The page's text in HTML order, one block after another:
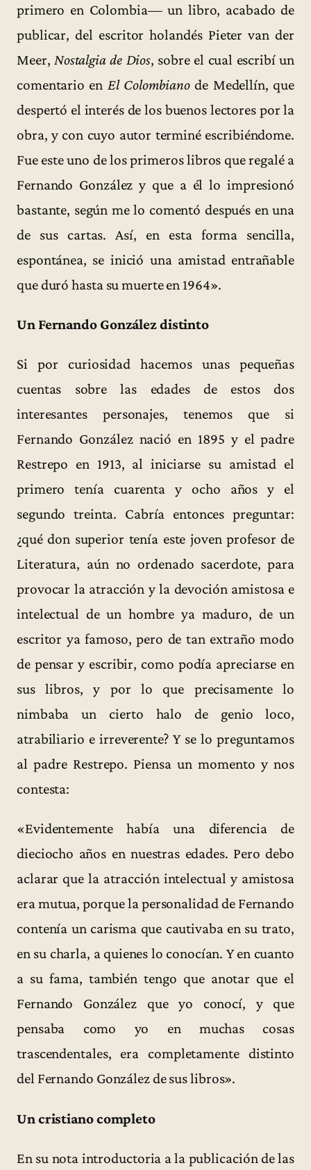
primero en Colombia— un libro, acabado de
publicar, del escritor holandés Pieter van der
Meer, Nostalgia de Dios, sobre el cual escribí un
comentario en El Colombiano de Medellín, que
despertó el interés de los buenos lectores por la
obra, y con cuyo autor terminé escribiéndome.
Fue este uno de los primeros libros que regalé a
Fernando González y que a él lo impresionó
bastante, según me lo comentó después en una
de sus cartas. Así, en esta forma sencilla,
espontánea, se inició una amistad entrañable
que duró hasta su muerte en 1964».
Un Fernando González distinto
Si por curiosidad hacemos unas pequeñas
cuentas sobre las edades de estos dos
interesantes personajes, tenemos que si
Fernando González nació en 1895 y el padre
Restrepo en 1913, al iniciarse su amistad el
primero tenía cuarenta y ocho años y el
segundo treinta. Cabría entonces preguntar:
¿qué don superior tenía este joven profesor de
Literatura, aún no ordenado sacerdote, para
provocar la atracción y la devoción amistosa e
intelectual de un hombre ya maduro, de un
escritor ya famoso, pero de tan extraño modo
de pensar y escribir, como podía apreciarse en
sus libros, y por lo que precisamente lo
nimbaba un cierto halo de genio loco,
atrabiliario e irreverente? Y se lo preguntamos
al padre Restrepo. Piensa un momento y nos
contesta:
«Evidentemente había una diferencia de
dieciocho años en nuestras edades. Pero debo
aclarar que la atracción intelectual y amistosa
era mutua, porque la personalidad de Fernando
contenía un carisma que cautivaba en su trato,
en su charla, a quienes lo conocían. Y en cuanto
a su fama, también tengo que anotar que el
Fernando González que yo conocí, y que
pensaba como yo en muchas cosas
trascendentales, era completamente distinto
del Fernando González de sus libros».
Un cristiano completo
En su nota introductoria a la publicación de las